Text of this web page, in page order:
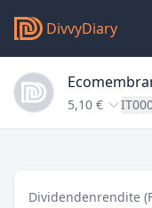
DivvyDiary
5,10 €
Dividendenrendite